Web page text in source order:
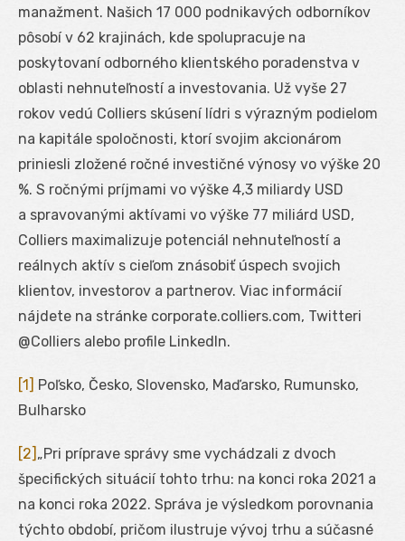
manažment. Našich 17 000 podnikavých odborníkov
pôsobí v 62 krajinách, kde spolupracuje na
poskytovaní odborného klientského poradenstva v
oblasti nehnuteľností a investovania. Už vyše 27
rokov vedú Colliers skúsení lídri s výrazným podielom
na kapitále spoločnosti, ktorí svojim akcionárom
priniesli zložené ročné investičné výnosy vo výške 20
%. S ročnými príjmami vo výške 4,3 miliardy USD
a spravovanými aktívami vo výške 77 miliárd USD,
Colliers maximalizuje potenciál nehnuteľností a
reálnych aktív s cieľom znásobiť úspech svojich
klientov, investorov a partnerov. Viac informácií
nájdete na stránke corporate.colliers.com, Twitteri
@Colliers alebo profile LinkedIn.
[1] Poľsko, Česko, Slovensko, Maďarsko, Rumunsko,
Bulharsko
[2] „Pri príprave správy sme vychádzali z dvoch
špecifických situácií tohto trhu: na konci roka 2021 a
na konci roka 2022. Správa je výsledkom porovnania
týchto období, pričom ilustruje vývoj trhu a súčasné